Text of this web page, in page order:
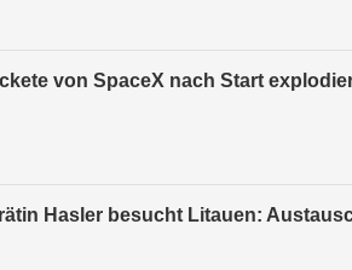
von SpaceX nach Start
Hasler besucht Litauen: